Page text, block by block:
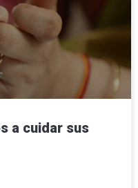
a cuidar sus